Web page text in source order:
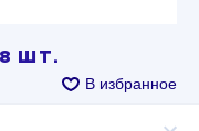
ШТ.
В избранное